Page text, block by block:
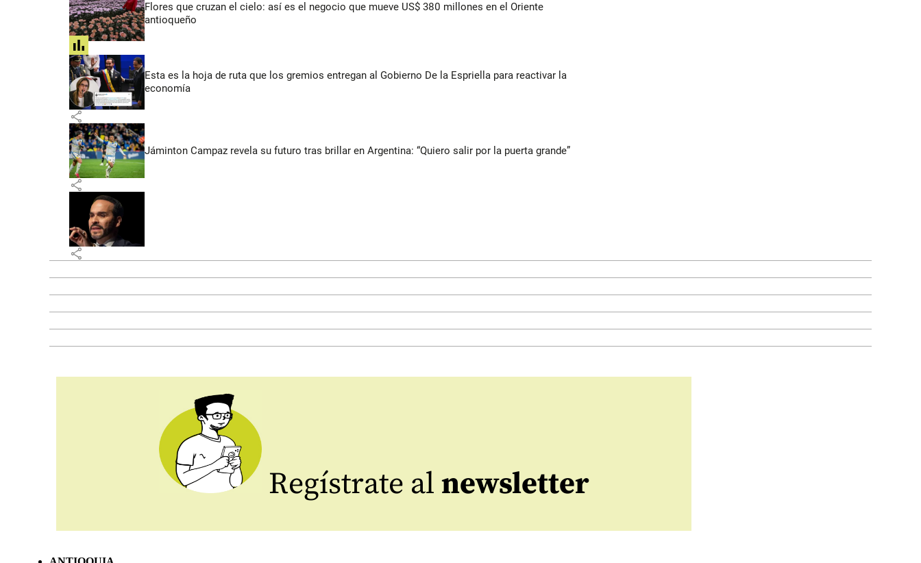
Flores que cruzan el cielo: así es el negocio que mueve US$ 380 millones en el Oriente
antioqueño
share
Esta es la hoja de ruta que los gremios entregan al Gobierno De la Espriella para reactivar la
economía
share
Jáminton Campaz revela su futuro tras brillar en Argentina: “Quiero salir por la puerta grande”
share
share
Regístrate al newsletter